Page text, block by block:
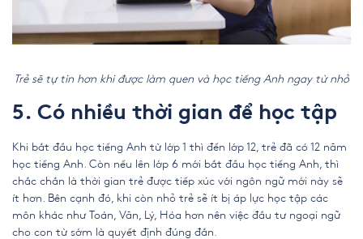
Trẻ sẽ tự tin hơn khi được làm quen và học tiếng Anh ngay từ nhỏ
5. Có nhiều thời gian để học tập
Khi bắt đầu học tiếng Anh từ lớp 1 thì đến lớp 12, trẻ đã có 12 năm
học tiếng Anh. Còn nếu lên lớp 6 mới bắt đầu học tiếng Anh, thì
chắc chắn là thời gian trẻ được tiếp xúc với ngôn ngữ mới này sẽ
ít hơn. Bên cạnh đó, khi còn nhỏ trẻ sẽ ít bị áp lực học tập các
môn khác như Toán, Văn, Lý, Hóa hơn nên việc đầu tư ngoại ngữ
cho con từ sớm là quyết định đúng đắn.